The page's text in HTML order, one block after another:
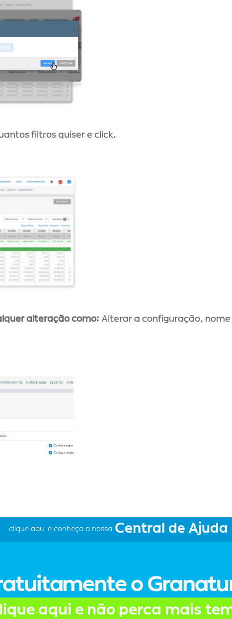
filtros quiser e click.
alteração como: Alterar a configuração,
Central de Ajuda
clique aqui e conheça a nossa
o
aqui e não perca mais